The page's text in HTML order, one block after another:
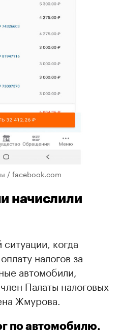
/ facebook.com
начислили
ситуации, когда
налогов за
автомобили,
Палаты налоговых
Жмурова.
по автомобилю,